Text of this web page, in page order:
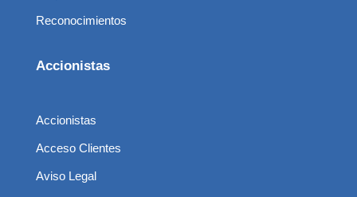
Reconocimientos
Accionistas
Accionistas
Acceso Clientes
Aviso Legal